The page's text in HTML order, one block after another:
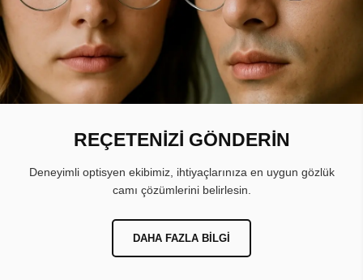
REÇETENİZİ GÖNDERİN
Deneyimli optisyen ekibimiz, ihtiyaçlarınıza en uygun gözlük
camı çözümlerini belirlesin.
DAHA FAZLA BILGI